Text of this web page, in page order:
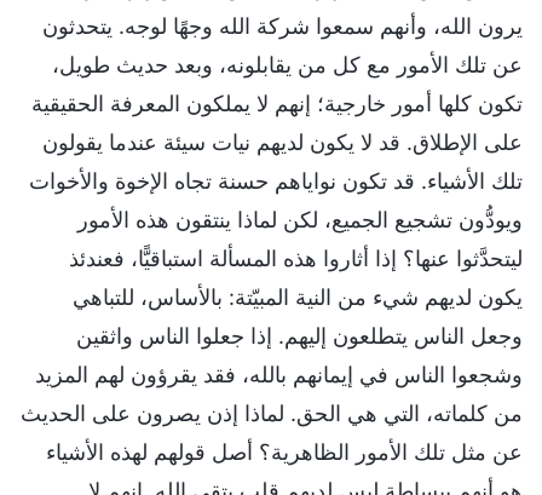
يرون الله، وأنهم سمعوا شركة الله وجهًا لوجه. يتحدثون
عن تلك الأمور مع كل من يقابلونه، وبعد حديث طويل،
تكون كلها أمور خارجية؛ إنهم لا يملكون المعرفة الحقيقية
على الإطلاق. قد لا يكون لديهم نيات سيئة عندما يقولون
تلك الأشياء. قد تكون نواياهم حسنة تجاه الإخوة والأخوات
ويودُّون تشجيع الجميع، لكن لماذا ينتقون هذه الأمور
ليتحدَّثوا عنها؟ إذا أثاروا هذه المسألة استباقيًّا، فعندئذ
يكون لديهم شيء من النية المبيّتة: بالأساس، للتباهي
وجعل الناس يتطلعون إليهم. إذا جعلوا الناس واثقين
وشجعوا الناس في إيمانهم بالله، فقد يقرؤون لهم المزيد
من كلماته، التي هي الحق. لماذا إذن يصرون على الحديث
عن مثل تلك الأمور الظاهرية؟ أصل قولهم لهذه الأشياء